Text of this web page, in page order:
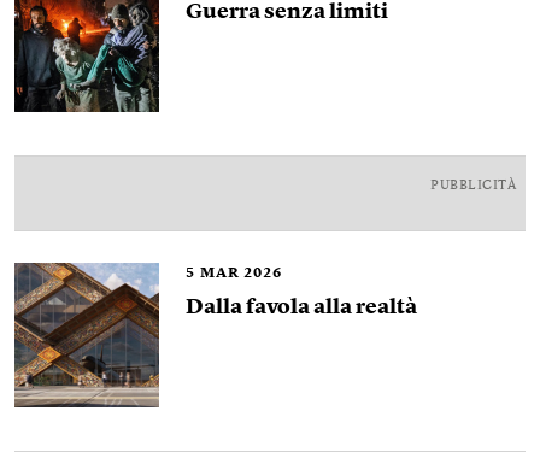
Guerra senza limiti
PUBBLICITÀ
5 MAR 2026
Dalla favola alla realtà